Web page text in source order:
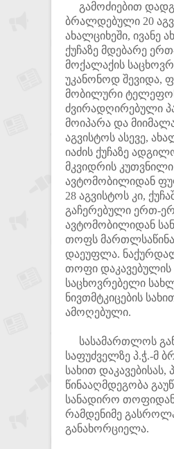
გამოძიებით
ბრალდებული 20
ახალციხეში, ივანე
ქუჩაზე მდებარე
მოქალაქის
უკანონოდ შევიდა,
მობილური
ძვირადღირებული
მოიპარა და
აგვისტოს ასევე,
იაძის ქუჩაზე
მკვიდრის კუთვნილი
ავტომობილიდან
28 აგვისტოს კი,
გაჩერებული ერთ-
ავტომობილიდან
თოფს
დაეუფლა.
თოფი დაკავებულის
საცხოვრებელი
ნივთმტკიცების
ამოღებული.
სასამართლოს
საფუძველზე პ.ჭ.-მ
სახით
წინააღმდეგობა
სანადირო თოფიდან
რამდენიმე
განახორციელა.